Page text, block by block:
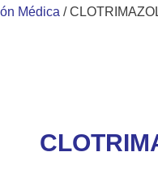
-
m
Médica /